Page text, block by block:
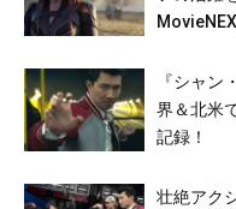
『シャ
界＆北米
記録！
壮絶アク